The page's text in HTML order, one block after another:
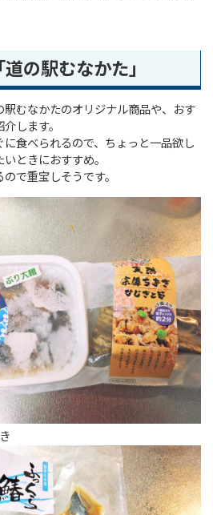
の駅むなかた」
むなかたのオリジナル商品や、おす
します。
食べられるので、ちょっと一品欲し
ときにおすすめ。
で重宝しそうです。